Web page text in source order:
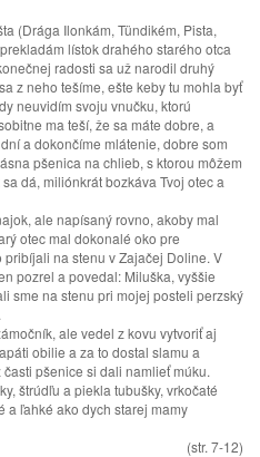
(Drága Ilonkám, Tündikém, Pista,
lístok drahého starého otca
radosti sa už narodil druhý
z neho tešíme, ešte keby tu mohla byť
neuvidím svoju vnučku, ktorú
ma teší, že sa máte dobre, a
a dokončíme mlátenie, dobre som
pšenica na chlieb, s ktorou môžem
dá, miliónkrát bozkáva Tvoj otec a
ale napísaný rovno, akoby mal
otec mal dokonalé oko pre
na stenu v Zajačej Doline. V
pozrel a povedal: Miluška, vyššie
sme na stenu pri mojej posteli perzský
ale vedel z kovu vytvoriť aj
obilie a za to dostal slamu a
pšenice si dali namlieť múku.
štrúdľu a piekla tubušky, vrkočaté
a ľahké ako dych starej mamy
(str. 7-12)